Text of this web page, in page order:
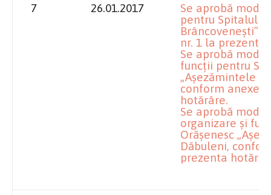
7 26.01.2017
Se aprobă
pentru Spitalul
Brâncoveneşti”
nr. 1 la
Se aprobă
funcţii pentru
„Aşezămintele
conform anexei
hotărâre.
Se aprobă
organizare şi
Orăşenesc
Dăbuleni,
prezenta